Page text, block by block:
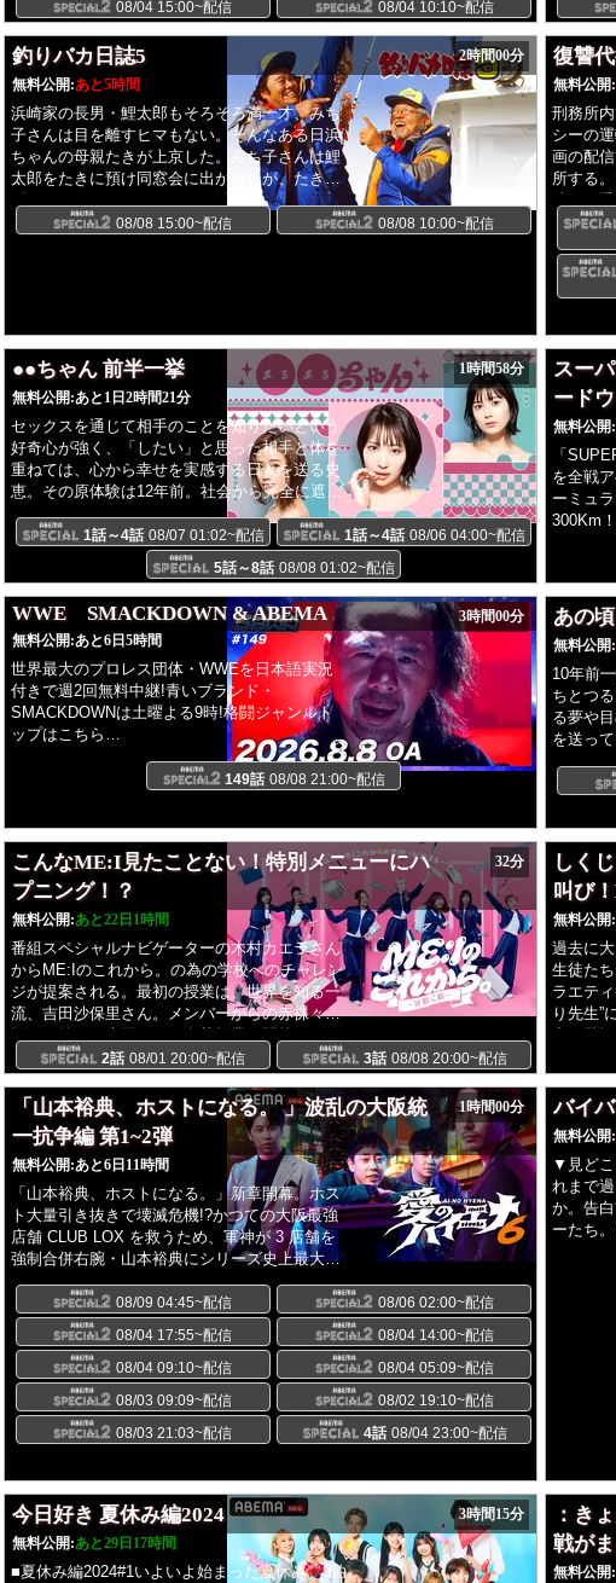
青木蓮選手に、HAYATOが完全密着！元ボート
レーサーおかぺんのサポートのもと、勝負の世
界のリアルと過酷な舞台裏に迫ります。先ほど
のバラエティで見せた表情とは一変、プロのボ
ートレーサーとして見せる青木選手の真剣な表
情は必見です！スタジオでは、MCアインシュ
タインに加えて本田康祐（OWV）、
HAYATO（XY）、石沢瑠架（UNiFY）、生田衣
梨奈、カカロニ、太田彩夏(SKE48)が登場！イ
ースタンヤング・ウエスタンヤングのボートレ
ースの予想はもちろん、白熱のスタジオ対決に
せてい
た。戸
聖司に
日、雫
か夢の
見つけ
継者がいないことに焦りを感じた。渥美半島の
伊良湖岬は、黒潮洗う絶好の釣り場。ふらっと
そこへ出掛けた一之助は、海岸で倒れてしま
い、間宮弥生(原田美枝子)という女性に助けら
れる。一之助の身を案じて伊良湖岬にやってき
た伝助が、そこで女連れの一之助を見かけたこ
とから話はややこしくなっていった・・・。
08/04 15:00~配信 08/04 10:10~配信
の星ヶ
過ごし
娘・雪
でに他
開発に
のだが
釣りバカ日誌5
2時間00分
無料公開:あと5時間
浜崎家の長男・鯉太郎もそろそろ満一才、みち
子さんは目を離すヒマもない。そんなある日浜
ちゃんの母親たきが上京した。みち子さんは鯉
太郎をたきに預け同窓会に出かけたが、たきが
ギックリ腰でたてなくなり、浜ちゃんが鯉太郎
を背負って会社へ行くハメになる。浜ちゃんが
08/08 15:00~配信 08/08 10:00~配信
復讐
無料公開:
刑務所
シーの
画の配
所する
彼らを
●●ちゃん 前半一挙
1時間58分
無料公開:あと1日2時間21分
セックスを通じて相手のことを知りたいという
好奇心が強く、「したい」と思った相手と体を
重ねては、心から幸せを実感する日々を送る史
恵。その原体験は12年前。社会から完全に遮断
されていた史恵の人生は、先輩との初体験で一
変したのだった。以来、史恵にとってセックス
は、生きている証になった。しかし、30歳を前
に出世で忙しくなったり、結婚したりする男性
が増え、セフレが少なくなってきたことに悩み
始めていた。奔放な性生活を送ってきた史恵に
とって、本音で話せる唯一の友達が同じ職場で
働く同僚の貴子。仕事終わりのサウナで貴子か
ら「そろそろ落ち着くのもいいんじゃない?」
と諭される史恵。だが、諭している貴子もまた
自身が“高学歴の呪い”によって恋愛ができない
という悩みを抱えているのだった。そして、そ
んな二人のあけすけな性事情を耳にしていたの
は、会社の受付・真湖。二人の会話に怪訝な表
に3年前からのセフレ・西村からメールが届
く。相性抜群の西村との激しいスポーツのよう
な、高度な心理戦のような至福の時間を過ごす
のだったが、西村もまた転勤が決まり...。史恵
は人生を切り拓くために、“自分探し”ならぬ“セ
フレ探し”へと邁進!しかし、そこで出会った高
橋のセックス観に驚く史恵で...。
1話～4話 08/07 01:02~配信 1話～4話 08/06 04:00~配信
5話～8話 08/08 01:02~配信
スー
ード
無料公開:
「
を全戦
ーミュ
300Km
WWE SMACKDOWN & ABEMA
3時間00分
無料公開:あと6日5時間
世界最大のプロレス団体・WWEを日本語実況
付きで週2回無料中継!青いブランド・
SMACKDOWNは土曜よる9時!格闘ジャンルト
ップはこちら
https://abema.tv/video/genre/fightingsportsYouTube
アベマプロレスチャンネルはこちら?
https://contents-abema.com/tv-howto-basic/
149話 08/08 21:00~配信
あの
無料公開:
10年前━
ちとつ
る夢や
を送っ
クラス
役に任
と仲間
れだっ
ピンチ
気に縮
こんなME:I見たことない！特別メニューにハ
プニング！？
32分
無料公開:あと22日1時間
番組スペシャルナビゲーターの木村カエラさん
からME:Iのこれから。の為の学校へのチャレン
ジが提案される。最初の授業は、世界を知る一
流、吉田沙保里さん。メンバーからの赤裸々な
す。
2話 08/01 20:00~配信 3話 08/08 20:00~配信
しく
叫び
無料公開:
過去に
生徒た
ラエテ
り先生”
の最後
感動の
「山本裕典、ホストになる。 」波乱の大阪統
一抗争編 第1~2弾
1時間00分
無料公開:あと6日11時間
「山本裕典、ホストになる。」新章開幕。ホス
ト大量引き抜きで壊滅危機!?かつての大阪最強
店舗 CLUB LOX を救うため、軍神が 3 店舗を
強制合併右腕・山本裕典にシリーズ史上最大の
08/09 04:45~配信
08/06 02:00~配信
08/04 17:55~配信
08/04 14:00~配信
08/04 09:10~配信
08/04 05:09~配信
08/03 09:09~配信
08/02 19:10~配信
08/03 21:03~配信
4話 08/04 23:00~配信
バイ
無料公開:
▼見どこ
れまで
か。告
ーたち
ユは意
の笑顔
今日好き 夏休み編2024
3時間15分
無料公開:あと29日17時間
■夏休み編2024#1いよいよ始まった夏休み。3泊
：き
戦が
無料公開: